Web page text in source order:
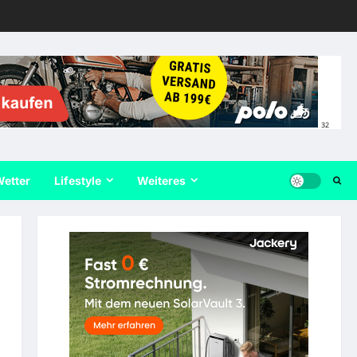
32
Lifestyle Weiteres